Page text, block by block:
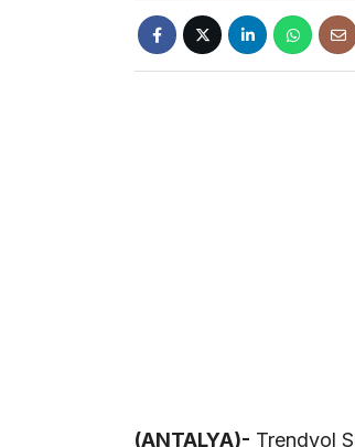
(ANTALYA)- Trendyol